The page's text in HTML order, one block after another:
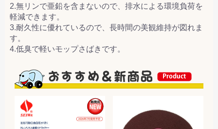
2.無リンで亜鉛を含まないので、排水による環境負荷を
軽減できます。
3.耐久性に優れているので、長時間の美観維持が図れま
す。
4.低臭で軽いモップさばきです。